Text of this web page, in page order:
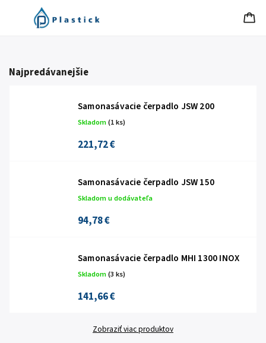
Najpredávanejšie
Samonasávacie čerpadlo JSW 200
Skladom(1 ks)
221,72 €
Samonasávacie čerpadlo JSW 150
Skladom u dodávateľa
94,78 €
Samonasávacie čerpadlo MHI 1300 INOX
Skladom(3 ks)
141,66 €
Zobraziť viac produktov